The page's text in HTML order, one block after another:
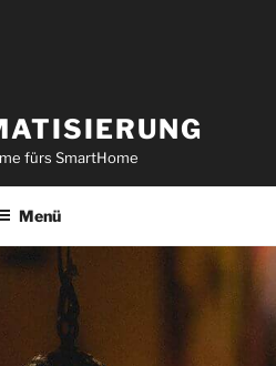
fürs SmartHome
Menü